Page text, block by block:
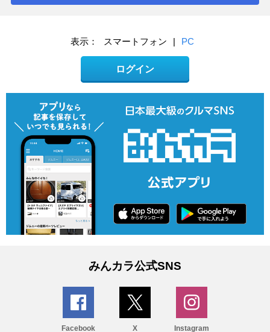
表示： スマートフォン | PC
ログイン
みんカラ公式SNS
Facebook X Instagram